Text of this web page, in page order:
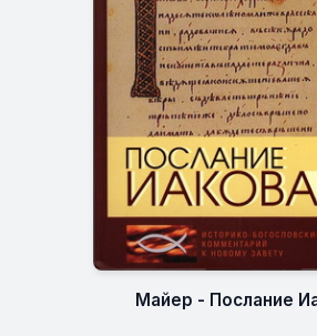
Майер - Послание